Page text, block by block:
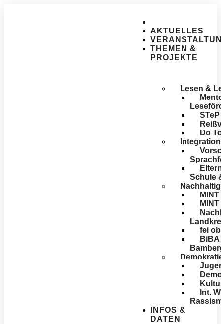
AKTUELLES
THEMEN &
PROJEKTE
Lesen &
Do
Schule
fei
Int.
INFOS &
DATEN